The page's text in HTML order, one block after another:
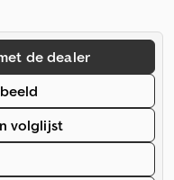
de dealer
volglijst